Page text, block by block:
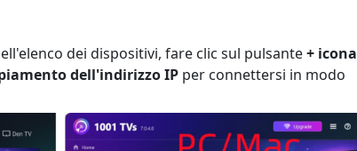
dei dispositivi, fare clic sul pulsante+ icona
dell'indirizzo IP per connettersi in modo